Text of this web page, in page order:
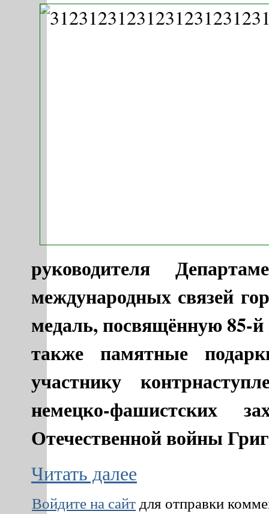
руководителя
международных связей
медаль, посвящённую 85-
также памятные
участнику
немецко-фашистских
Отечественной войны
Читать далее
Войдите на сайтдля отправки